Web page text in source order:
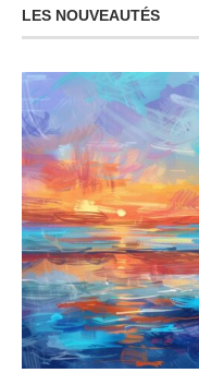
LES NOUVEAUTÉS